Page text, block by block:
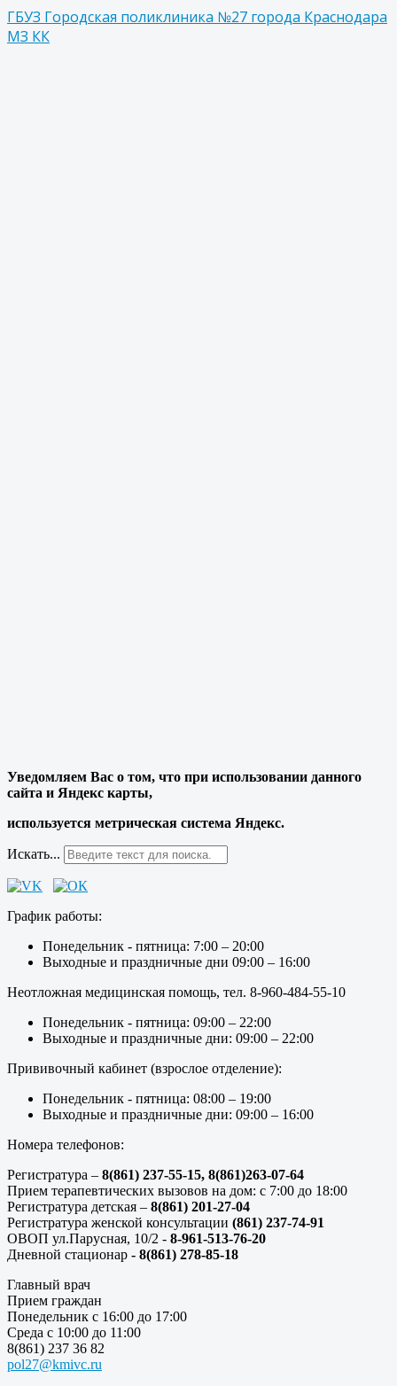
ГБУЗ Городская поликлиника №27 города Краснодара
МЗ КК
Уведомляем Вас о том, что при использовании данного
сайта и Яндекс карты,
используется метрическая система Яндекс.
Искать...
График работы:
Понедельник - пятница: 7:00 – 20:00
Выходные и праздничные дни 09:00 – 16:00
Неотложная медицинская помощь, тел. 8-960-484-55-10
Понедельник - пятница: 09:00 – 22:00
Выходные и праздничные дни: 09:00 – 22:00
Прививочный кабинет (взрослое отделение):
Понедельник - пятница: 08:00 – 19:00
Выходные и праздничные дни: 09:00 – 16:00
Номера телефонов:
Регистратура – 8(861) 237-55-15, 8(861)263-07-64
Прием терапевтических вызовов на дом: с 7:00 до 18:00
Регистратура детская – 8(861) 201-27-04
Регистратура женской консультации (861) 237-74-91
ОВОП ул.Парусная, 10/2 - 8-961-513-76-20
Дневной стационар - 8(861) 278-85-18
Главный врач
Прием граждан
Понедельник с 16:00 до 17:00
Среда с 10:00 до 11:00
8(861) 237 36 82
pol27@kmivc.ru